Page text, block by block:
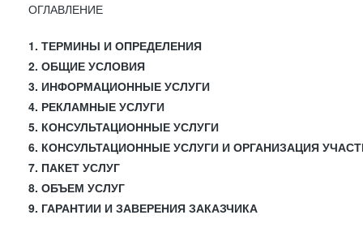
ОГЛАВЛЕНИЕ
1. ТЕРМИНЫ И ОПРЕДЕЛЕНИЯ
2. ОБЩИЕ УСЛОВИЯ
3. ИНФОРМАЦИОННЫЕ УСЛУГИ
4. РЕКЛАМНЫЕ УСЛУГИ
5. КОНСУЛЬТАЦИОННЫЕ УСЛУГИ
6. КОНСУЛЬТАЦИОННЫЕ УСЛУГИ И ОРГАНИЗАЦИЯ
7. ПАКЕТ УСЛУГ
8. ОБЪЕМ УСЛУГ
9. ГАРАНТИИ И ЗАВЕРЕНИЯ ЗАКАЗЧИКА